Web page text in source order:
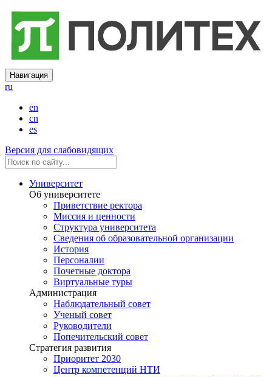
Навигация
ru
en
cn
es
Версия для слабовидящих
Университет
Об университете
Приветствие ректора
Миссия и ценности
Структура университета
Сведения об образовательной организации
История
Персоналии
Почетные доктора
Виртуальные туры
Администрация
Наблюдательный совет
Ученый совет
Руководители
Попечительский совет
Стратегия развития
Приоритет 2030
Центр компетенций НТИ